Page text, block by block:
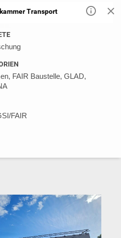
Transport
FAIR Baustelle, GLAD,
FAIR